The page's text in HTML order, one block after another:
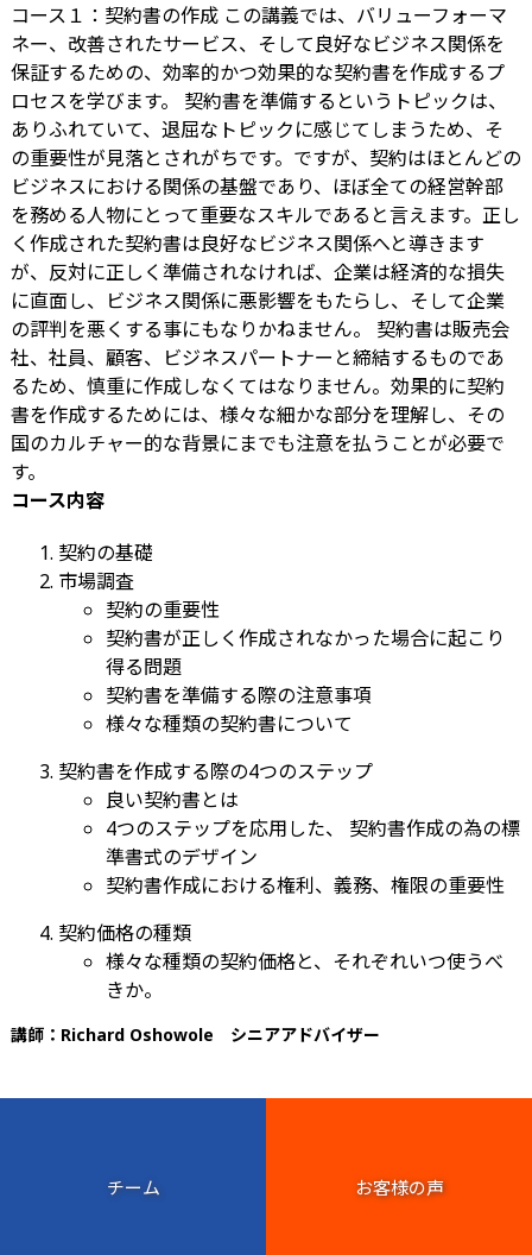
コース１：契約書の作成 この講義では、バリューフォーマ
ネー、改善されたサービス、そして良好なビジネス関係を
保証するための、効率的かつ効果的な契約書を作成するプ
ロセスを学びます。 契約書を準備するというトピックは、
ありふれていて、退屈なトピックに感じてしまうため、そ
の重要性が見落とされがちです。ですが、契約はほとんどの
ビジネスにおける関係の基盤であり、ほぼ全ての経営幹部
を務める人物にとって重要なスキルであると言えます。正し
く作成された契約書は良好なビジネス関係へと導きます
が、反対に正しく準備されなければ、企業は経済的な損失
に直面し、ビジネス関係に悪影響をもたらし、そして企業
の評判を悪くする事にもなりかねません。 契約書は販売会
社、社員、顧客、ビジネスパートナーと締結するものであ
るため、慎重に作成しなくてはなりません。効果的に契約
書を作成するためには、様々な細かな部分を理解し、その
国のカルチャー的な背景にまでも注意を払うことが必要で
す。
コース内容
契約の基礎
市場調査
契約の重要性
契約書が正しく作成されなかった場合に起こり
得る問題
契約書を準備する際の注意事項
様々な種類の契約書について
契約書を作成する際の4つのステップ
良い契約書とは
4つのステップを応用した、 契約書作成の為の標
準書式のデザイン
契約書作成における権利、義務、権限の重要性
契約価格の種類
様々な種類の契約価格と、それぞれいつ使うべ
きか。
講師：Richard Oshowole シニアアドバイザー
チーム お客様の声